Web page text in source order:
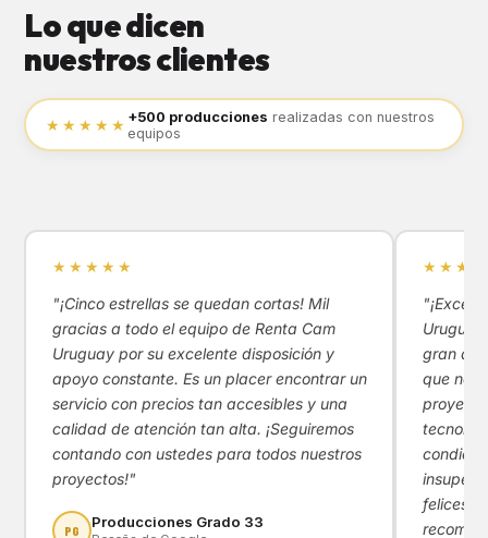
Lo que dicen
nuestros clientes
★★★★★ +500 producciones realizadas con nuestros
equipos
★★★★★
"¡Cinco estrellas se quedan cortas! Mil
gracias a todo el equipo de Renta Cam
Uruguay por su excelente disposición y
apoyo constante. Es un placer encontrar un
servicio con precios tan accesibles y una
calidad de atención tan alta. ¡Seguiremos
contando con ustedes para todos nuestros
proyectos!"
PG Producciones Grado 33
gran
que nos
felices